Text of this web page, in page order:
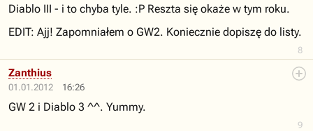
8
Diablo III - i to chyba tyle. :P Reszta się okaże w tym roku.
EDIT: Ajj! Zapomniałem o GW2. Koniecznie dopiszę do listy.
01.01.2012 16:26
9
Zanthius
GW 2 i Diablo 3 ^^. Yummy.